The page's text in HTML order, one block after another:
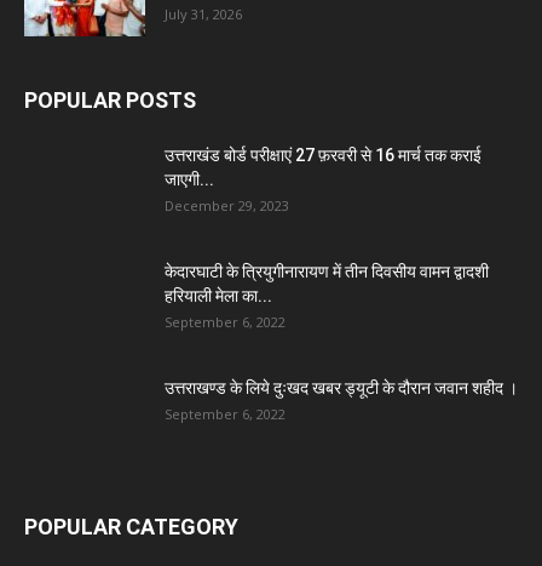
July 31, 2026
POPULAR POSTS
उत्तराखंड बोर्ड परीक्षाएं 27 फ़रवरी से 16 मार्च तक कराई
जाएगी...
December 29, 2023
केदारघाटी के त्रियुगीनारायण में तीन दिवसीय वामन द्वादशी
हरियाली मेला का...
September 6, 2022
उत्तराखण्ड के लिये दुःखद खबर ड्यूटी के दौरान जवान शहीद ।
September 6, 2022
POPULAR CATEGORY